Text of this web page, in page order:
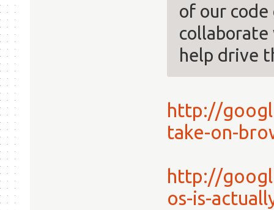
of our code
help drive
http://
take-on-
http://
os-is-